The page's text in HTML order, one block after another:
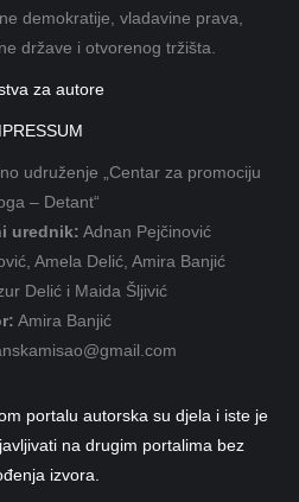
demokratije, vladavine prava,
države i otvorenog tržišta.
za autore
udruženje „Centar za promociju
– Detant“
urednik: Adnan Pejčinović
Amela Delić, Amira Banjić
Delić i Maida Šljivić
Amira Banjić
portalu autorska su djela i iste je
na drugim portalima bez
izvora.